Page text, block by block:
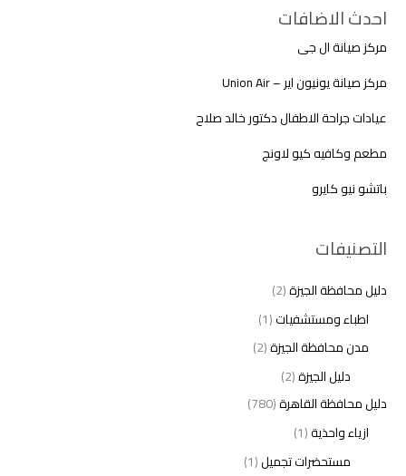
احدث الاضافات
مركز صيانة ال جى
مركز صيانة يونيون اير – Union Air
عيادات جراحة الاطفال دكتور خالد صلاح
مطعم وكافيه كيو لاونج
باتشو نيو كايرو
التصنيفات
دليل محافظة الجيزة(2)
اطباء ومستشفيات(1)
مدن محافظة الجيزة(2)
دليل الجيزة(2)
دليل محافظة القاهرة(780)
ازياء واحذية(1)
مستحضرات تجميل(1)